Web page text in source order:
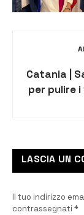
Catania |
per pulire
LASCIA UN
Il tuo indirizzo
contrassegnati *